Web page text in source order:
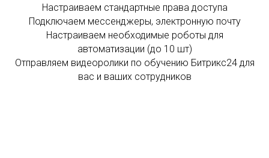
Настраиваем стандартные права доступа
Подключаем мессенджеры, электронную почту
Настраиваем необходимые роботы для
автоматизации (до 10 шт)
Отправляем видеоролики по обучению Битрикс24 для
вас и ваших сотрудников